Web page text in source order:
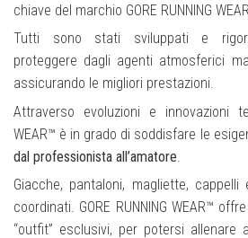
chiave del marchio GORE RUNNING
Tutti sono stati sviluppati e
proteggere dagli agenti atmosferici
assicurando le migliori prestazioni.
Attraverso evoluzioni e innovazioni
WEAR™ è in grado di soddisfare le
dal professionista all’amatore
Giacche, pantaloni, magliette,
coordinati. GORE RUNNING WEAR™
“outfit” esclusivi, per potersi allenare al